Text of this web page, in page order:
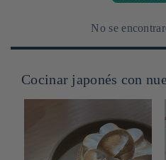
No se
Cocinar japonés con